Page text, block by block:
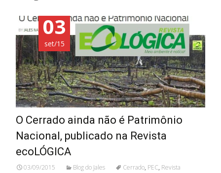
03
set/15
O Cerrado ainda não é Patrimônio
Nacional, publicado na Revista
ecoLÓGICA
03/09/2015 Blog do Jales Cerrado, PEC, Revista